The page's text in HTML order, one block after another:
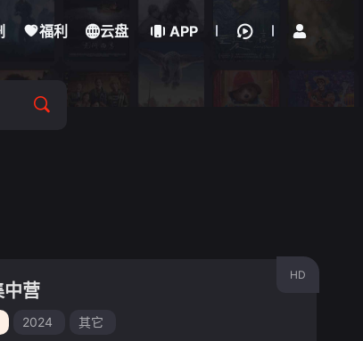
福利 云盘 APP
HD
中营
2024 其它